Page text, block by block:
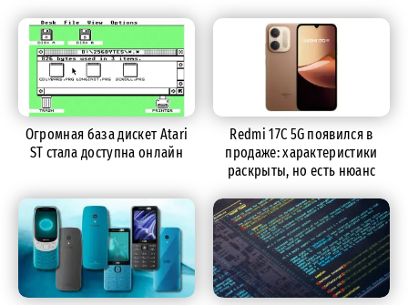
Огромная база дискет Atari
ST стала доступна онлайн
Redmi 17C 5G появился в
продаже: характеристики
раскрыты, но есть нюанс